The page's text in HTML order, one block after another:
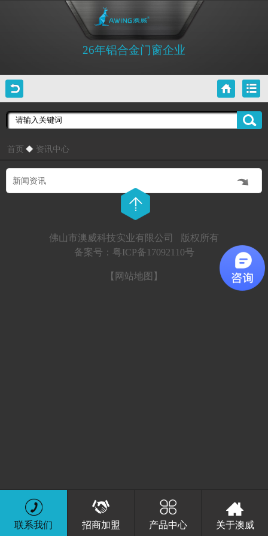
26年铝合金门窗企业
首页 资讯中心
新闻资讯
佛山市澳威科技实业有限公司 版权所有
备案号：粤ICP备17092110号
【网站地图】
联系我们 招商加盟 产品中心 关于澳威